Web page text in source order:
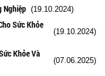
Nghiệp (19.10.2024)
Sức Khỏe
(19.10.2024)
Khỏe Và
(07.06.2025)